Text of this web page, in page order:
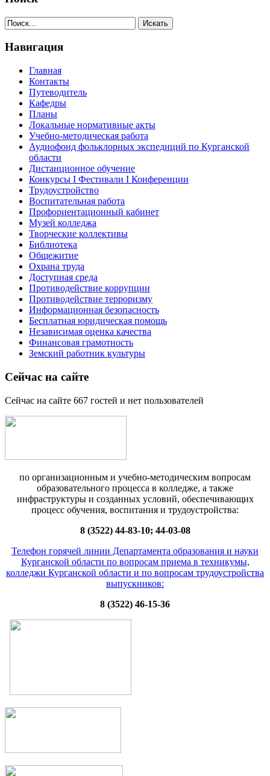
Навигация
Главная
Контакты
Путеводитель
Кафедры
Планы
Локальные нормативные акты
Учебно-методическая работа
Аудиофонд фольклорных экспедиций по Курганской
области
Дистанционное обучение
Конкурсы I Фестивали I Конференции
Трудоустройство
Воспитательная работа
Профориентационный кабинет
Музей колледжа
Творческие коллективы
Библиотека
Общежитие
Охрана труда
Доступная среда
Противодействие коррупции
Противодействие терроризму
Информационная безопасность
Бесплатная юридическая помощь
Независимая оценка качества
Финансовая грамотность
Земский работник культуры
Сейчас на сайте
Сейчас на сайте 667 гостей и нет пользователей
по организационным и учебно-методическим вопросам
образовательного процесса в колледже, а также
инфраструктуры и созданных условий, обеспечивающих
процесс обучения, воспитания и трудоустройства:
8 (3522) 44-83-10; 44-03-08
Телефон горячей линии Департамента образования и науки
Курганской области по вопросам приема в техникумы,
колледжи Курганской области и по вопросам трудоустройства
выпускников:
8 (3522) 46-15-36